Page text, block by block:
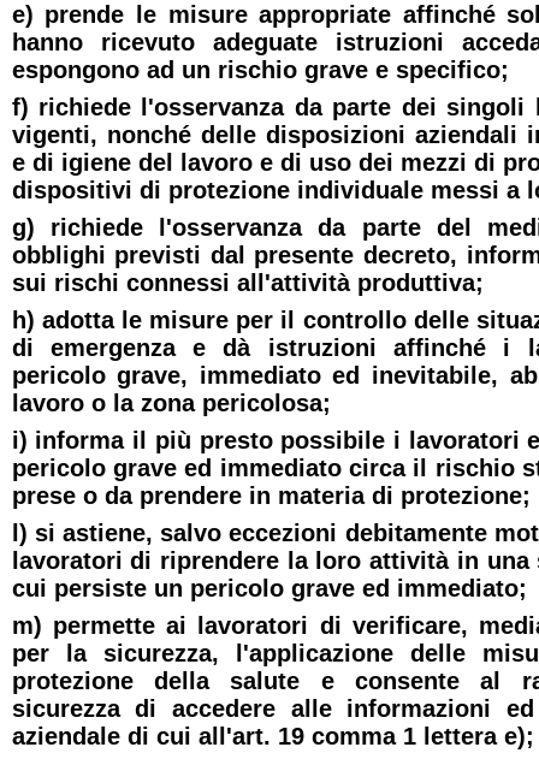
e) prende le misure appropriate affinché
hanno ricevuto adeguate istruzioni
espongono ad un rischio grave e specifico;
f) richiede l'osservanza da parte dei singoli
vigenti, nonché delle disposizioni aziendali
e di igiene del lavoro e di uso dei mezzi di
dispositivi di protezione individuale messi a
g) richiede l'osservanza da parte del
obblighi previsti dal presente decreto,
sui rischi connessi all'attività produttiva;
h) adotta le misure per il controllo delle
di emergenza e dà istruzioni affinché i
pericolo grave, immediato ed inevitabile,
lavoro o la zona pericolosa;
i) informa il più presto possibile i lavoratori
pericolo grave ed immediato circa il rischio
prese o da prendere in materia di protezione;
l) si astiene, salvo eccezioni debitamente
lavoratori di riprendere la loro attività in
cui persiste un pericolo grave ed immediato;
m) permette ai lavoratori di verificare,
per la sicurezza, l'applicazione delle
protezione della salute e consente al
sicurezza di accedere alle informazioni
aziendale di cui all'art. 19 comma 1 lettera e);